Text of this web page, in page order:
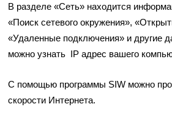
В разделе «Сеть» находится
«Поиск сетевого окружения»,
«Удаленные подключения» и другие
можно узнать IP адрес вашего
С помощью программы SIW можно
скорости Интернета.